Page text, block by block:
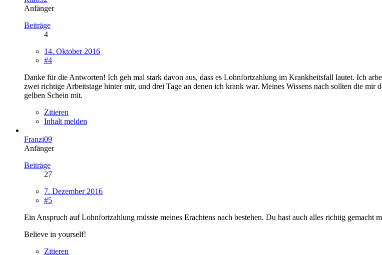
Anfänger
Beiträge
4
14. Oktober 2016
#4
Danke für die Antworten! Ich geh mal stark davon aus, dass es Lohnfortzahlung im Krankheitsfall lautet. Ich
zwei richtige Arbeitstage hinter mir, und drei Tage an denen ich krank war. Meines Wissens nach sollten die
gelben Schein mit.
Zitieren
Inhalt melden
Franzi09
Anfänger
Beiträge
27
7. Dezember 2016
#5
Ein Anspruch auf Lohnfortzahlung müsste meines Erachtens nach bestehen. Du hast auch alles richtig gemacht
Believe in yourself!
Zitieren